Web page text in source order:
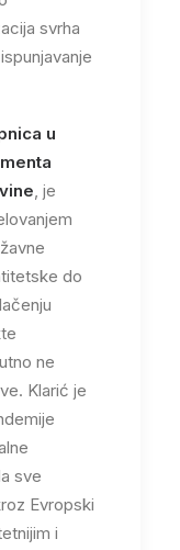
svrha
u
, je
do
ne
Klarić je
sve
Evropski
i